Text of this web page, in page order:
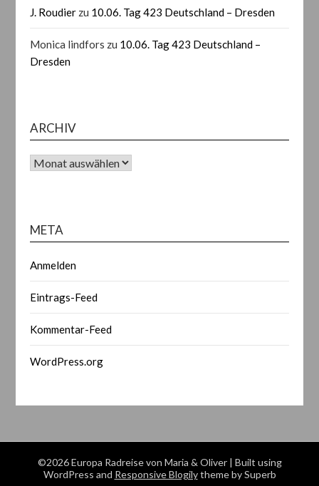
J. Roudier zu 10.06. Tag 423 Deutschland – Dresden
Monica lindfors zu 10.06. Tag 423 Deutschland –
Dresden
ARCHIV
Archiv
META
Anmelden
Eintrags-Feed
Kommentar-Feed
WordPress.org
©2026 Europa Radreise von Maria & Oliver | Built using
WordPress and Responsive Blogilytheme by Superb